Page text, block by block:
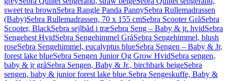
sweet tea brownSebra Rangle Panda PannySebra Rullemadrassen
(Baby)Sebra Rullemadrassen, 70 x 155 cmSebra Scooter GråSebra
Scooter, BlackSebra sejlbåd i træSebra Seng – Baby & jr. hvidSebra
Sengehest HvidSebra Sengehimmel GråSebra Sengehimmel, blush
roseSebra Sengehimmel, eucalyptus blueSebra Sengen – Baby & Jr,
forest lake blueSebra Sengen Junior Og Grow HvidSebra sengen,
baby & jr gråSebra Sengen, Baby & Jr., birchbark beigeSebra
sengen, baby & junior forest lake blue.Sebra Sengeskuffe, Baby &